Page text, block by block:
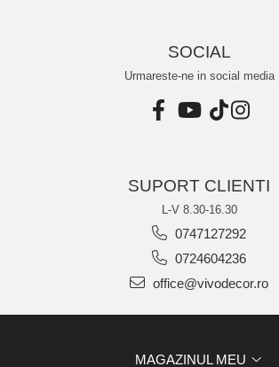
SOCIAL
Urmareste-ne in social media
SUPORT CLIENTI
L-V 8.30-16.30
0747127292
0724604236
office@vivodecor.ro
MAGAZINUL MEU